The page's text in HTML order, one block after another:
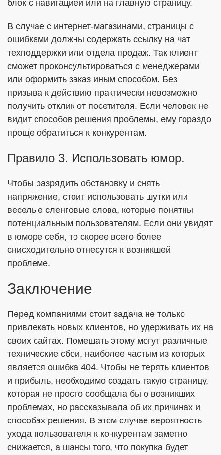
блок с навигацией или на главную страницу.
В случае с интернет-магазинами, страницы с
ошибками должны содержать ссылку на чат
техподдержки или отдела продаж. Так клиент
сможет проконсультироваться с менеджерами
или оформить заказ иным способом. Без
призыва к действию практически невозможно
получить отклик от посетителя. Если человек не
видит способов решения проблемы, ему гораздо
проще обратиться к конкурентам.
Правило 3. Использовать юмор.
Чтобы разрядить обстановку и снять
напряжение, стоит использовать шутки или
веселые сленговые слова, которые понятны
потенциальным пользователям. Если они увидят
в юморе себя, то скорее всего более
снисходительно отнесутся к возникшей
проблеме.
Заключение
Перед компаниями стоит задача не только
привлекать новых клиентов, но удерживать их на
своих сайтах. Помешать этому могут различные
технические сбои, наиболее частым из которых
является ошибка 404. Чтобы не терять клиентов
и прибыль, необходимо создать такую страницу,
которая не просто сообщала бы о возникших
проблемах, но рассказывала об их причинах и
способах решения. В этом случае вероятность
ухода пользователя к конкурентам заметно
снижается, а шансы того, что покупка будет